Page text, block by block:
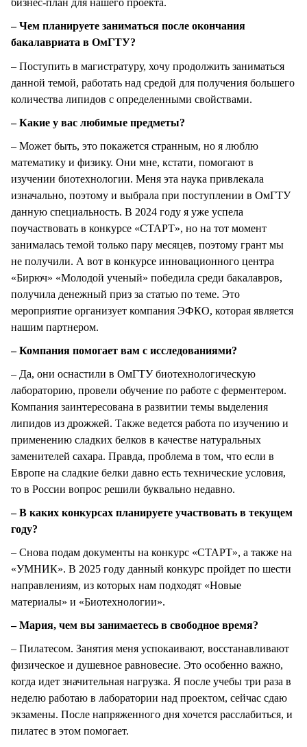
бизнес-план для нашего проекта.
– Чем планируете заниматься после окончания
бакалавриата в ОмГТУ?
– Поступить в магистратуру, хочу продолжить заниматься
данной темой, работать над средой для получения большего
количества липидов с определенными свойствами.
– Какие у вас любимые предметы?
– Может быть, это покажется странным, но я люблю
математику и физику. Они мне, кстати, помогают в
изучении биотехнологии. Меня эта наука привлекала
изначально, поэтому и выбрала при поступлении в ОмГТУ
данную специальность. В 2024 году я уже успела
поучаствовать в конкурсе «СТАРТ», но на тот момент
занималась темой только пару месяцев, поэтому грант мы
не получили. А вот в конкурсе инновационного центра
«Бирюч» «Молодой ученый» победила среди бакалавров,
получила денежный приз за статью по теме. Это
мероприятие организует компания ЭФКО, которая является
нашим партнером.
– Компания помогает вам с исследованиями?
– Да, они оснастили в ОмГТУ биотехнологическую
лабораторию, провели обучение по работе с ферментером.
Компания заинтересована в развитии темы выделения
липидов из дрожжей. Также ведется работа по изучению и
применению сладких белков в качестве натуральных
заменителей сахара. Правда, проблема в том, что если в
Европе на сладкие белки давно есть технические условия,
то в России вопрос решили буквально недавно.
– В каких конкурсах планируете участвовать в текущем
году?
– Снова подам документы на конкурс «СТАРТ», а также на
«УМНИК». В 2025 году данный конкурс пройдет по шести
направлениям, из которых нам подходят «Новые
материалы» и «Биотехнологии».
– Мария, чем вы занимаетесь в свободное время?
– Пилатесом. Занятия меня успокаивают, восстанавливают
физическое и душевное равновесие. Это особенно важно,
когда идет значительная нагрузка. Я после учебы три раза в
неделю работаю в лаборатории над проектом, сейчас сдаю
экзамены. После напряженного дня хочется расслабиться, и
пилатес в этом помогает.